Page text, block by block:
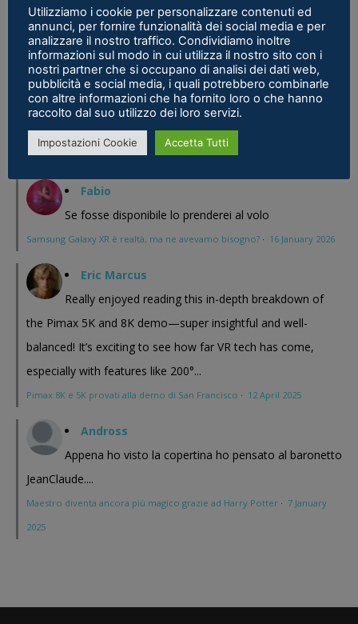
Stefano Emilio Marcon
Vediamo cosa mi realizzeranno in questi anni , Play
for Dream al CES 2026 ha presentato un bel modello chissa'
magari Pico se ne esce con un prodotto a buon prezzo . In
sostanza i prodotti cinesi...
Meta Phoenix: Trovato riferimento all'interno dell'ultimo firmware per
Quest - VR ITALIA·25 February 2026
Fabio
Se fosse disponibile lo prenderei al volo
Samsung Galaxy XR è realtà, ma ne avevamo bisogno? · 16 January 2026
Eric Marcus
Really enjoyed reading this in-depth breakdown of
the Pimax 5K and 8K demo—super insightful and well-
balanced! It’s exciting to see how far VR tech has come,
especially with features like 200°...
Pimax 8K e 5K provati alla demo di San Francisco · 12 April 2025
Andross
Appena ho visto la copertina ho pensato al baronetto
JeanClaude....
Maestro diventa ancora più magico grazie ad Harry Potter · 7 January
2025
Utilizziamo i cookie per personalizzare contenuti ed
annunci, per fornire funzionalità dei social media e per
analizzare il nostro traffico. Condividiamo inoltre
informazioni sul modo in cui utilizza il nostro sito con i
nostri partner che si occupano di analisi dei dati web,
pubblicità e social media, i quali potrebbero combinarle
con altre informazioni che ha fornito loro o che hanno
raccolto dal suo utilizzo dei loro servizi.
Impostazioni Cookie Accetta Tutti